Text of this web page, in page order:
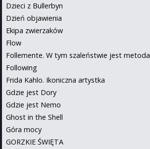
Dzieci z Bullerbyn
Dzień objawienia
Ekipa zwierzaków
Flow
Follemente. W tym szaleństwie jest metoda
Following
Frida Kahlo. Ikoniczna artystka
Gdzie jest Dory
Gdzie jest Nemo
Ghost in the Shell
Góra mocy
GORZKIE ŚWIĘTA